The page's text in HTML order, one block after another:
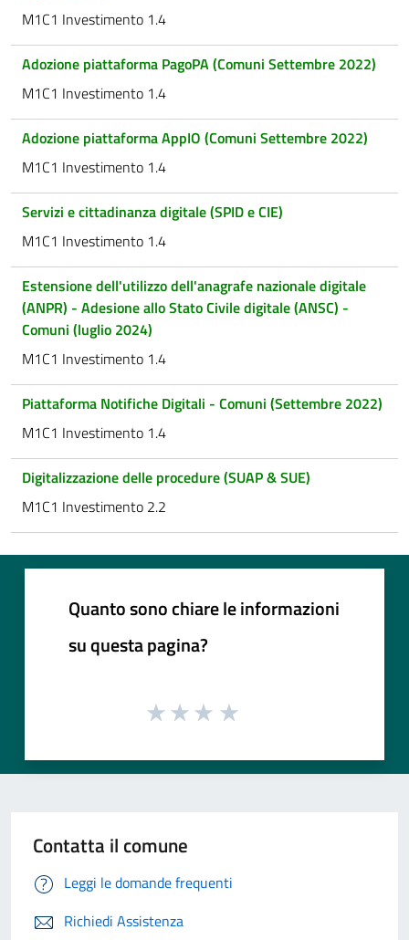
M1C1 Investimento 1.4
Adozione piattaforma PagoPA (Comuni Settembre 2022)
M1C1 Investimento 1.4
Adozione piattaforma AppIO (Comuni Settembre 2022)
M1C1 Investimento 1.4
Servizi e cittadinanza digitale (SPID e CIE)
M1C1 Investimento 1.4
Estensione dell'utilizzo dell'anagrafe nazionale digitale
(ANPR) - Adesione allo Stato Civile digitale (ANSC) -
Comuni (luglio 2024)
M1C1 Investimento 1.4
Piattaforma Notifiche Digitali - Comuni (Settembre 2022)
M1C1 Investimento 1.4
Digitalizzazione delle procedure (SUAP & SUE)
M1C1 Investimento 2.2
Quanto sono chiare le informazioni
su questa pagina?
Contatta il comune
Leggi le domande frequenti
Richiedi Assistenza